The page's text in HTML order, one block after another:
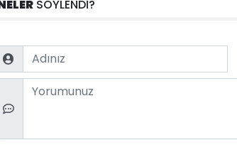
SÖYLENDİ?
Name
Comment